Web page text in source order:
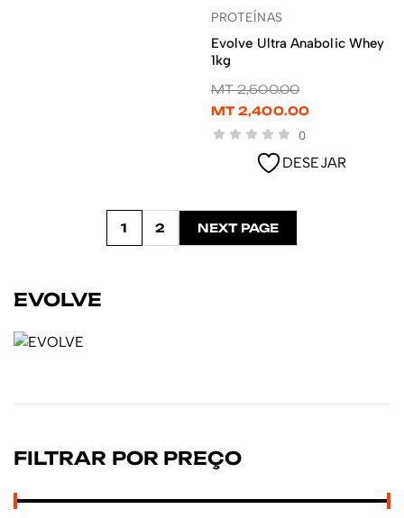
EVOLVE
FILTRAR POR PREÇO
ADICIONAR
PROTEÍNAS
Evolve Ultra Anabolic Whey
1kg
MT2,500.00
MT2,400.00
0
DESEJAR
1 2 NEXT PAGE